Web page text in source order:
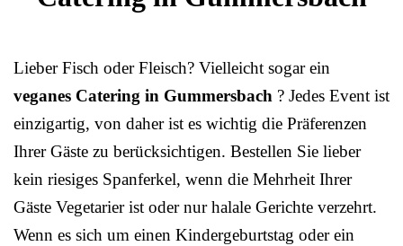
Lieber Fisch oder Fleisch? Vielleicht sogar ein
veganes Catering in Gummersbach ? Jedes Event ist
einzigartig, von daher ist es wichtig die Präferenzen
Ihrer Gäste zu berücksichtigen. Bestellen Sie lieber
kein riesiges Spanferkel, wenn die Mehrheit Ihrer
Gäste Vegetarier ist oder nur halale Gerichte verzehrt.
Wenn es sich um einen Kindergeburtstag oder ein